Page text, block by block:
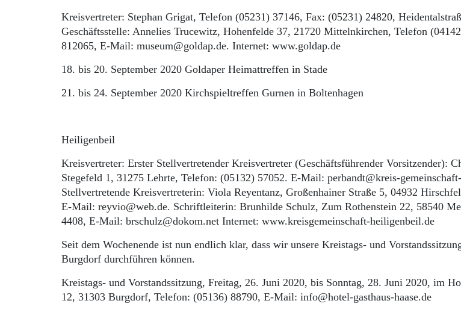
Kreisvertreter: Stephan Grigat, Telefon (05231) 37146, Fax: (05231) 24820,
Geschäftsstelle: Annelies Trucewitz, Hohenfelde 37, 21720 Mittelnkirchen, Telefon
812065, E-Mail: museum@goldap.de. Internet: www.goldap.de
18. bis 20. September 2020 Goldaper Heimattreffen in Stade
21. bis 24. September 2020 Kirchspieltreffen Gurnen in Boltenhagen
Heiligenbeil
Kreisvertreter: Erster Stellvertretender Kreisvertreter (Geschäftsführender Vorsitzender):
Stegefeld 1, 31275 Lehrte, Telefon: (05132) 57052. E-Mail: perbandt@kreis-
Stellvertretende Kreisvertreterin: Viola Reyentanz, Großenhainer Straße 5, 04932
E-Mail: reyvio@web.de. Schriftleiterin: Brunhilde Schulz, Zum Rothenstein 22, 58540
4408, E-Mail: brschulz@dokom.net Internet: www.kreisgemeinschaft-heiligenbeil.de
Seit dem Wochenende ist nun endlich klar, dass wir unsere Kreistags- und
Burgdorf durchführen können.
Kreistags- und Vorstandssitzung, Freitag, 26. Juni 2020, bis Sonntag, 28. Juni 2020, im
12, 31303 Burgdorf, Telefon: (05136) 88790, E-Mail: info@hotel-gasthaus-haase.de